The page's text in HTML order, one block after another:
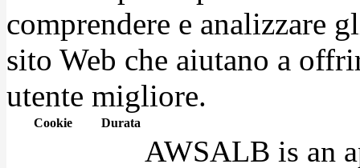
comprendere e analizzare
sito Web che aiutano a
utente migliore.
Cookie Durata
AWSALB is an